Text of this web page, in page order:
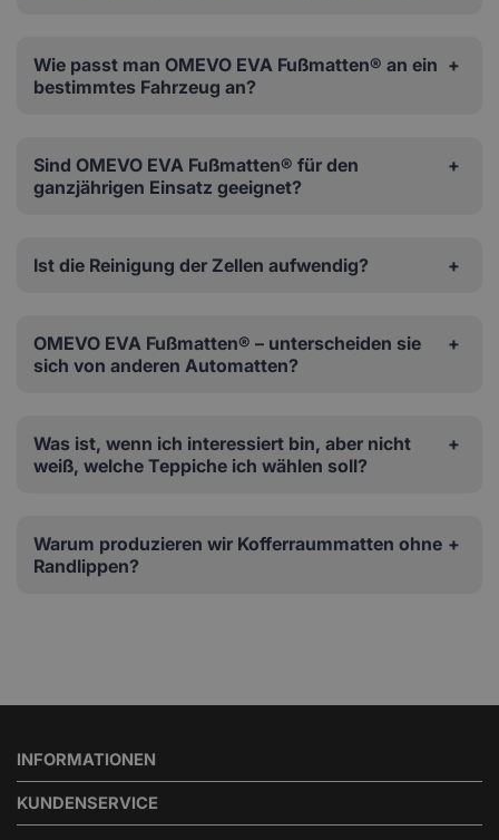
Wie passt man OMEVO EVA Fußmatten® an ein
bestimmtes Fahrzeug an?
Sind OMEVO EVA Fußmatten® für den
ganzjährigen Einsatz geeignet?
Ist die Reinigung der Zellen aufwendig?
OMEVO EVA Fußmatten® – unterscheiden sie
sich von anderen Automatten?
Was ist, wenn ich interessiert bin, aber nicht
weiß, welche Teppiche ich wählen soll?
Warum produzieren wir Kofferraummatten ohne
Randlippen?
INFORMATIONEN
KUNDENSERVICE